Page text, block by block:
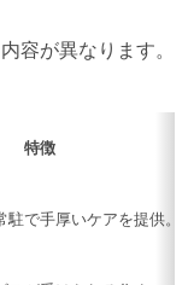
容が異なります。
特徴
で手厚いケアを提供。